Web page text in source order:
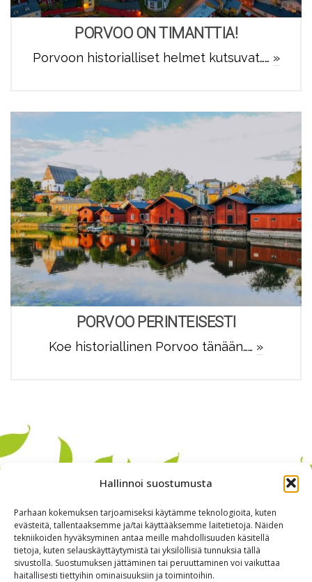
Hallinnoi suostumusta
Parhaan kokemuksen tarjoamiseksi käytämme teknologioita, kuten
evästeitä, tallentaaksemme ja/tai käyttääksemme laitetietoja. Näiden
tekniikoiden hyväksyminen antaa meille mahdollisuuden käsitellä
tietoja, kuten selauskäyttäytymistä tai yksilöllisiä tunnuksia tällä
sivustolla. Suostumuksen jättäminen tai peruuttaminen voi vaikuttaa
haitallisesti tiettyihin ominaisuuksiin ja toimintoihin.
PORVOO ON TIMANTTIA!
Porvoon historialliset helmet kutsuvat…… »
PORVOO PERINTEISESTI
Koe historiallinen Porvoo tänään…… »